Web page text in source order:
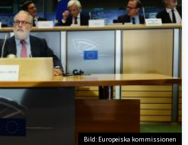
Bild: Europeiska kommissionen